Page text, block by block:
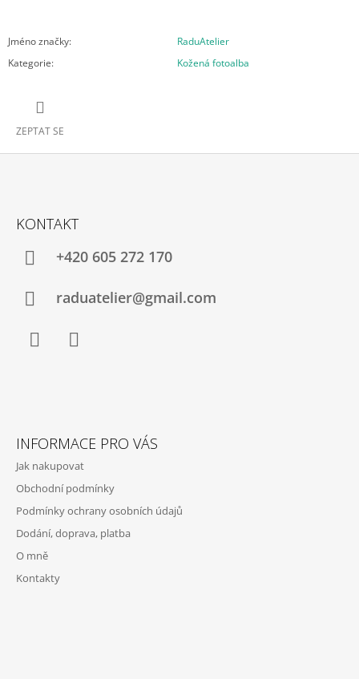
Jméno značky:
RaduAtelier
Kategorie: Kožená fotoalba
ZEPTAT SE
KONTAKT
+420 605 272 170
raduatelier@gmail.com
INFORMACE PRO VÁS
Jak nakupovat
Obchodní podmínky
Podmínky ochrany osobních údajů
Dodání, doprava, platba
O mně
Kontakty